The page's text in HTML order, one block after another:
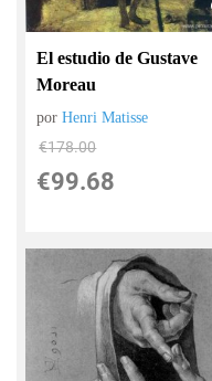
El estudio de Gustave
Moreau
porHenri Matisse
€178.00
€99.68